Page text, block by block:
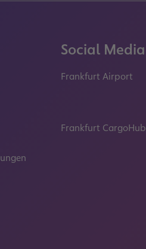
Social Media
Frankfurt Airport
Frankfurt CargoHub